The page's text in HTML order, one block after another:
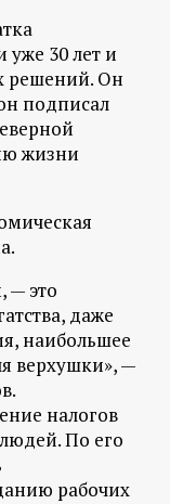
30 лет и
решений. Он
подписал
жизни
— это
даже
наибольшее
верхушки», —
налогов
По его
рабочих